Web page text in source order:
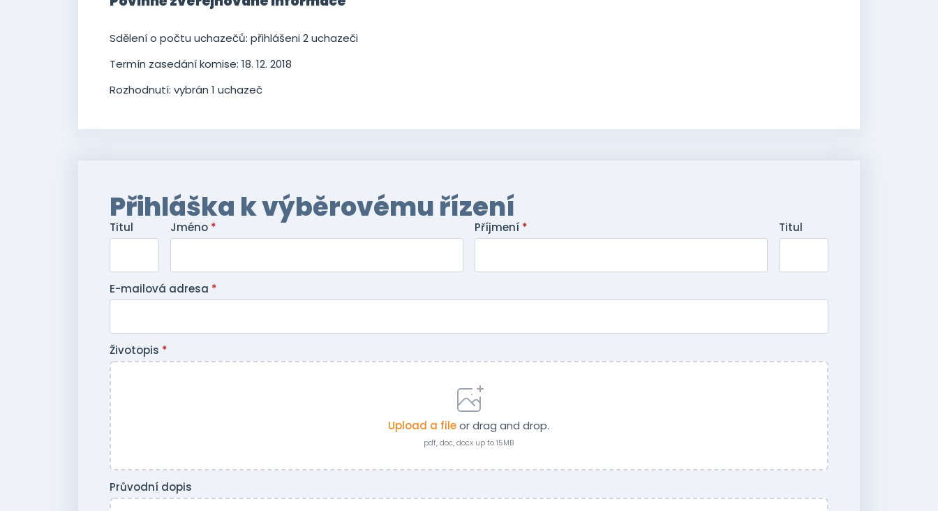
Sdělení o počtu uchazečů: přihlášeni 2 uchazeči
Termín zasedání komise: 18. 12. 2018
Rozhodnutí: vybrán 1 uchazeč
Přihláška k výběrovému řízení
Titul Jméno * Příjmení * Titul
E-mailová adresa *
Životopis *
Upload a fileor drag and drop.
pdf, doc, docx up to 15MB
Průvodní dopis